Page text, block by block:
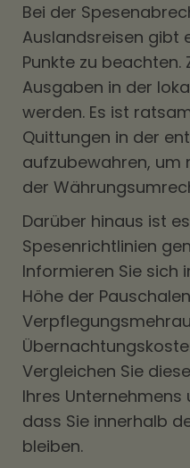
Bei der
Auslandsreisen gibt
Punkte zu
Ausgaben in der
werden. Es ist
Quittungen in der
aufzubewahren, um
der
Darüber hinaus ist
Spesenrichtlinien
Informieren Sie sich
Höhe der
Vergleichen Sie
Ihres Unternehmens
dass Sie innerhalb
bleiben.